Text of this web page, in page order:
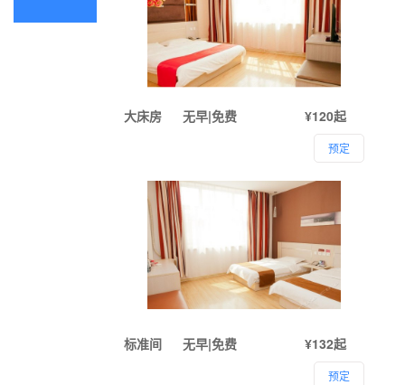
大床房 ¥120起
无早|免费
预定
标准间 ¥132起
无早|免费
预定